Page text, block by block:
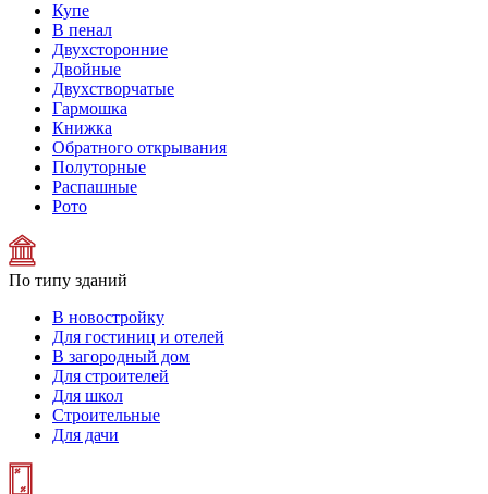
Купе
В пенал
Двухсторонние
Двойные
Двухстворчатые
Гармошка
Книжка
Обратного открывания
Полуторные
Распашные
Рото
По типу зданий
В новостройку
Для гостиниц и отелей
В загородный дом
Для строителей
Для школ
Строительные
Для дачи